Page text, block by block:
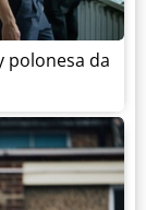
polonesa da